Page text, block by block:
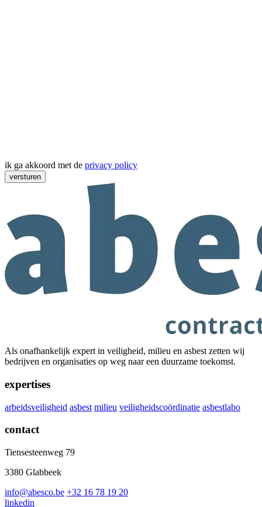
ik ga akkoord met de privacy policy
versturen
Als onafhankelijk expert in veiligheid, milieu en asbest zetten wij
bedrijven en organisaties op weg naar een duurzame toekomst.
expertises
arbeidsveiligheid asbest milieu veiligheidscoördinatie asbestlabo
contact
Tiensesteenweg 79
3380 Glabbeek
info@abesco.be +32 16 78 19 20
linkedin